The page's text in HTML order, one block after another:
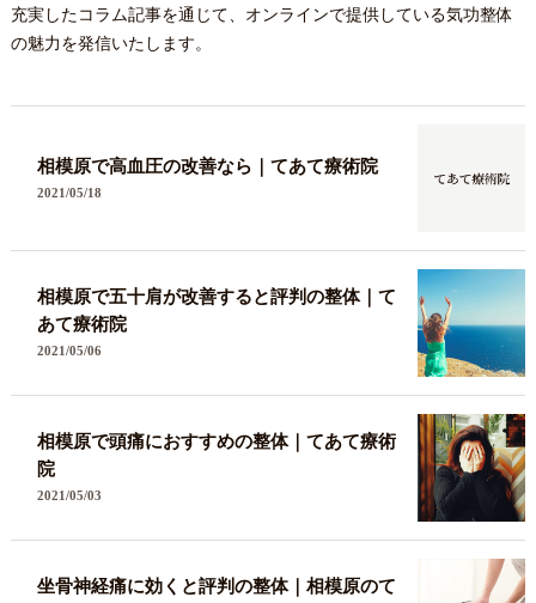
充実したコラム記事を通じて、オンラインで提供している気功整体
の魅力を発信いたします。
相模原で高血圧の改善なら｜てあて療術院
2021/05/18
相模原で五十肩が改善すると評判の整体｜て
あて療術院
2021/05/06
相模原で頭痛におすすめの整体｜てあて療術
院
2021/05/03
坐骨神経痛に効くと評判の整体｜相模原のて